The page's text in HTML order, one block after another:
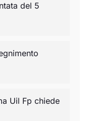
del 5
Uil Fp chiede